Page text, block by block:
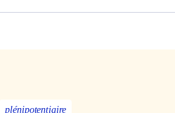
plénipotentiaire